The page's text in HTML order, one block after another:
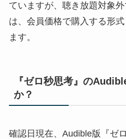
ていますが、聴き放題対象
は、会員価格で購入する形
ます。
『ゼロ秒思考』の
か？
確認日現在、Audible版『ゼ